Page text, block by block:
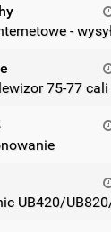
75-77 cali